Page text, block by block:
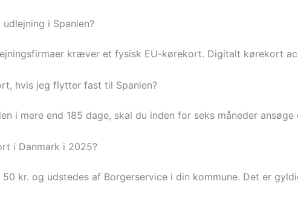
i Spanien?
kræver et fysisk EU-kørekort. Digitalt kørekort
hvis jeg flytter fast til Spanien?
i mere end 185 dage, skal du inden for seks måneder
i Danmark i 2025?
kr. og udstedes af Borgerservice i din kommune. Det er